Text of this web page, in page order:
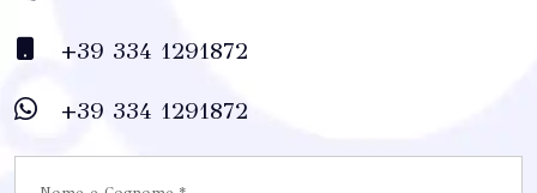
+39 334 1291872
+39 334 1291872